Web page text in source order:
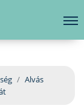
Alvás